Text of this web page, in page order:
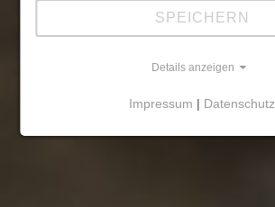
SPEICHERN
Details anzeigen
Impressum | Datenschutz